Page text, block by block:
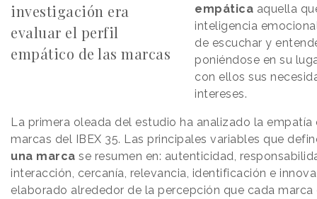
investigación era
evaluar el perfil
empático de las marcas
empática aquella
inteligencia
de escuchar y
poniéndose en su
con ellos sus
intereses.
La primera oleada del estudio ha analizado la empatía
marcas del IBEX 35. Las principales variables que
una marca se resumen en: autenticidad,
interacción, cercanía, relevancia, identificación e
elaborado alrededor de la percepción que cada marca